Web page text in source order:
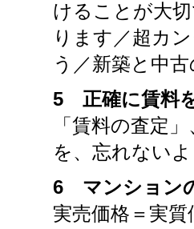
けることが大
ります／超カ
う／新築と中
5 正確に賃料
「賃料の査定
を、忘れない
6 マンション
実売価格＝実